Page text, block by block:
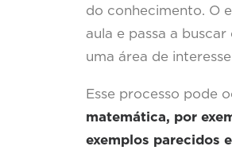
do conhecimento. O
aula e passa a
uma área de
Esse processo pode
matemática, por
exemplos parecidos